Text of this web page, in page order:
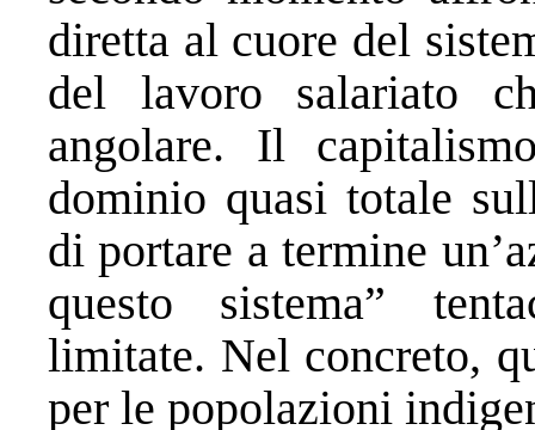
diretta al cuore del
del lavoro salariato
angolare. Il
dominio quasi totale
di portare a termine
questo sistema”
limitate. Nel concreto,
per le popolazioni